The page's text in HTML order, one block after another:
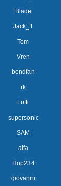
Blade
Jack_1
Tom
Vren
bondfan
rk
Lufti
supersonic
SAM
alfa
Hop234
giovanni